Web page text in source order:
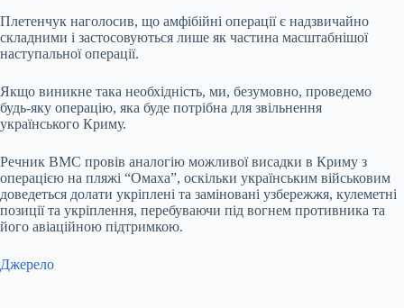
Плетенчук наголосив, що амфібійні операції є надзвичайно
складними і застосовуються лише як частина масштабнішої
наступальної операції.
Якщо виникне така необхідність, ми, безумовно, проведемо
будь-яку операцію, яка буде потрібна для звільнення
українського Криму.
Речник ВМС провів аналогію можливої висадки в Криму з
операцією на пляжі “Омаха”, оскільки українським військовим
доведеться долати укріплені та заміновані узбережжя, кулеметні
позиції та укріплення, перебуваючи під вогнем противника та
його авіаційною підтримкою.
Джерело